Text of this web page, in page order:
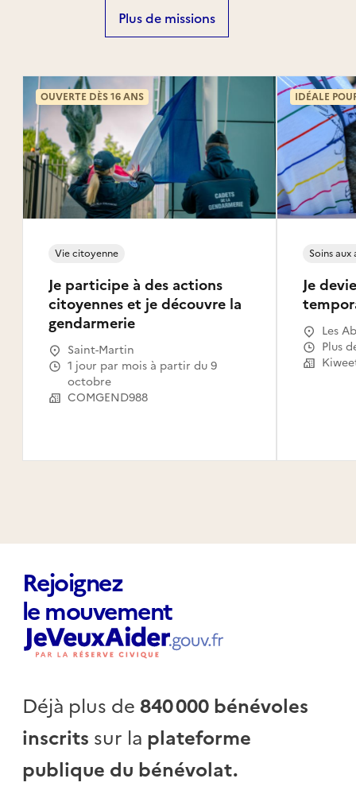
Plus de missions
Je participe à des actions
citoyennes et je découvre la
gendarmerie
Vie citoyenne
Saint-Martin
1 jour par mois à partir du 9
octobre
COMGEND988
OUVERTE DÈS 16 ANS
Je
Soins aux
Les
Le
Plus
IDÉALE
Rejoignez
le mouvement
Déjà plus de840 000 bénévoles
inscrits sur la plateforme
publique du bénévolat.